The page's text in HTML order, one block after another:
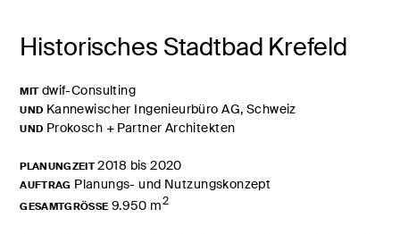
Historisches Stadtbad Krefeld
MIT dwif-Consulting
UND Kannewischer Ingenieurbüro AG, Schweiz
UND Prokosch + Partner Architekten
PLANUNGZEIT 2018 bis 2020
AUFTRAG Planungs- und Nutzungskonzept
GESAMTGRÖSSE 9.950 m2